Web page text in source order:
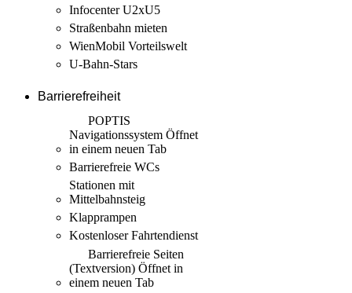
Infocenter U2xU5
Straßenbahn mieten
WienMobil Vorteilswelt
U-Bahn-Stars
Barrierefreiheit
POPTIS
Navigationssystem Öffnet
in einem neuen Tab
Barrierefreie WCs
Stationen mit
Mittelbahnsteig
Klapprampen
Kostenloser Fahrtendienst
Barrierefreie Seiten
(Textversion) Öffnet in
einem neuen Tab